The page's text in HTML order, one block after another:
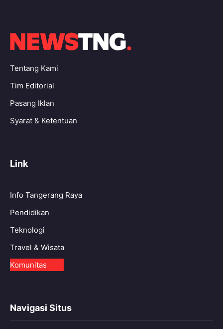
Tentang Kami
Tim Editorial
Pasang Iklan
Syarat & Ketentuan
Link
Info Tangerang Raya
Pendidikan
Teknologi
Travel & Wisata
Komunitas
Navigasi Situs